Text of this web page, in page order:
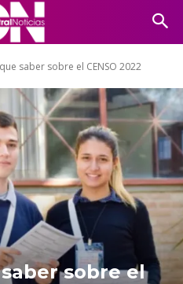
saber sobre el CENSO 2022
sobre el